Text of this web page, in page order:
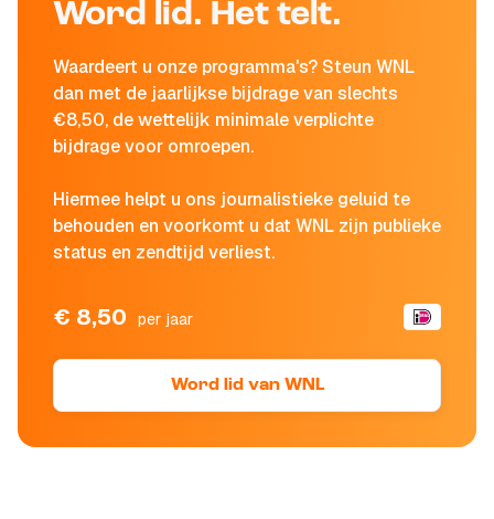
Word lid. Het telt.
Waardeert u onze programma's? Steun WNL
dan met de jaarlijkse bijdrage van slechts
€8,50, de wettelijk minimale verplichte
bijdrage voor omroepen.
Hiermee helpt u ons journalistieke geluid te
behouden en voorkomt u dat WNL zijn publieke
status en zendtijd verliest.
€ 8,50 per jaar
Word lid van WNL